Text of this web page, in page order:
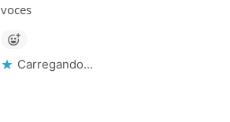
voces
Carregando...